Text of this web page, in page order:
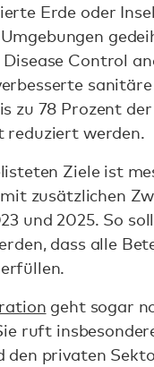
Erde oder
Control
sanitäre
zu 78 Prozent
reduziert werden.
Ziele ist
zusätzlichen
und 2025. So soll
dass alle
geht sogar
ruft
den privaten